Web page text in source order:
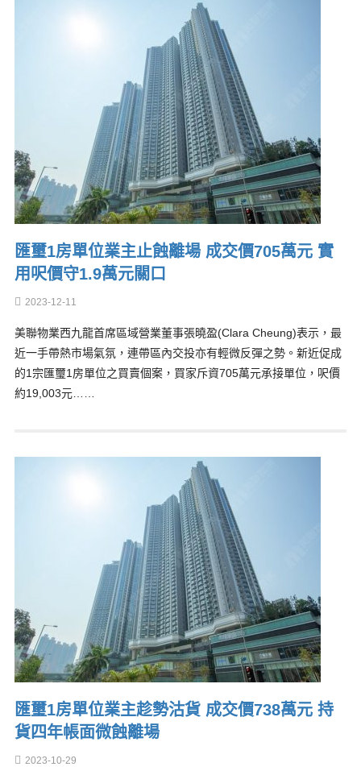
匯璽1房單位業主止蝕離場 成交價705萬元 實
用呎價守1.9萬元關口
2023-12-11
美聯物業西九龍首席區域營業董事張曉盈(Clara Cheung)表示，最
近一手帶熱市場氣氛，連帶區內交投亦有輕微反彈之勢。新近促成
的1宗匯璽1房單位之買賣個案，買家斥資705萬元承接單位，呎價
約19,003元……
匯璽1房單位業主趁勢沽貨 成交價738萬元 持
貨四年帳面微蝕離場
2023-10-29